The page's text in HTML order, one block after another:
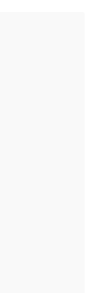
dataa i dette